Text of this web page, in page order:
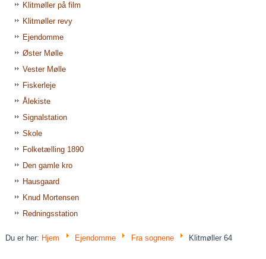
Klitmøller på film
Klitmøller revy
Ejendomme
Øster Mølle
Vester Mølle
Fiskerleje
Ålekiste
Signalstation
Skole
Folketælling 1890
Den gamle kro
Hausgaard
Knud Mortensen
Redningsstation
Du er her: Hjem Ejendomme Fra sognene Klitmøller 64